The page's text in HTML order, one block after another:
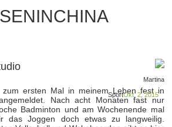
Martina
Okt. 2, 2015
Sport
ersten Mal in meinem Leben fest in
Nach acht Monaten fast nur
Badminton und am Wochenende mal
das Joggen doch etwas zu langweilig.